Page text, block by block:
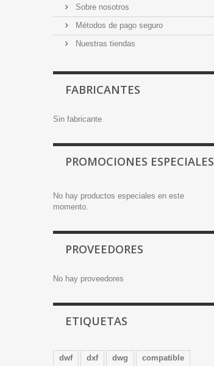
Sobre nosotros
Métodos de pago seguro
Nuestras tiendas
FABRICANTES
Sin fabricante
PROMOCIONES ESPECIALES
No hay productos especiales en este
momento.
PROVEEDORES
No hay proveedores
ETIQUETAS
dwf dxf dwg compatible